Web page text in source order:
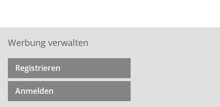
Werbung verwalten
Registrieren
Anmelden